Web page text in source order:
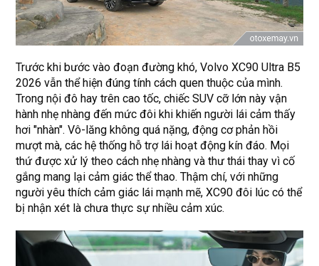
Trước khi bước vào đoạn đường khó, Volvo XC90 Ultra B5
2026 vẫn thể hiện đúng tính cách quen thuộc của mình.
Trong nội đô hay trên cao tốc, chiếc SUV cỡ lớn này vận
hành nhẹ nhàng đến mức đôi khi khiến người lái cảm thấy
hơi "nhàn". Vô-lăng không quá nặng, động cơ phản hồi
mượt mà, các hệ thống hỗ trợ lái hoạt động kín đáo. Mọi
thứ được xử lý theo cách nhẹ nhàng và thư thái thay vì cố
gắng mang lại cảm giác thể thao. Thậm chí, với những
người yêu thích cảm giác lái mạnh mẽ, XC90 đôi lúc có thể
bị nhận xét là chưa thực sự nhiều cảm xúc.